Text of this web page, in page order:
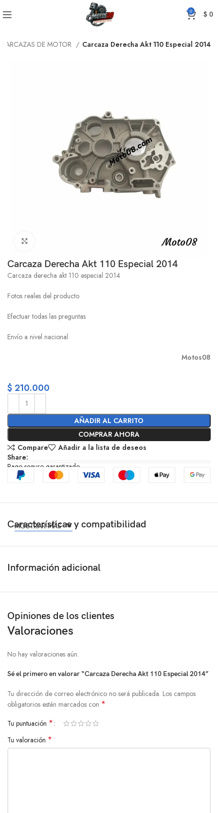
0 $0
CARCAZAS DE MOTOR Carcaza Derecha Akt 110 Especial 2014
Carcaza Derecha Akt 110 Especial 2014
Carcaza derecha akt 110 especial 2014
Fotos reales del producto
Efectuar todas las preguntas
Envío a nivel nacional
Motos08
$210.000
AÑADIR AL CARRITO
COMPRAR AHORA
Compare
Añadir a la lista de deseos
Share:
Pago seguro garantizado
Características y compatibilidad
MOSTRAR MÁS
Información adicional
Opiniones de los clientes
Valoraciones
No hay valoraciones aún.
Sé el primero en valorar “Carcaza Derecha Akt 110 Especial 2014”
Tu dirección de correo electrónico no será publicada. Los campos
obligatorios están marcados con *
Tu puntuación *
Tu valoración *